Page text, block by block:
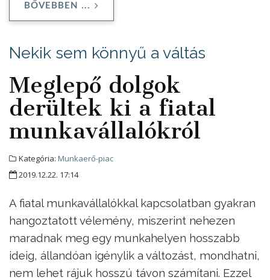
BŐVEBBEN ...
Nekik sem könnyű a váltás
Meglepő dolgok
derültek ki a fiatal
munkavállalókról
Kategória: Munkaerő-piac
2019.12.22. 17:14
A fiatal munkavállalókkal kapcsolatban gyakran
hangoztatott vélemény, miszerint nehezen
maradnak meg egy munkahelyen hosszabb
ideig, állandóan igénylik a változást, mondhatni,
nem lehet rájuk hosszú távon számítani. Ezzel